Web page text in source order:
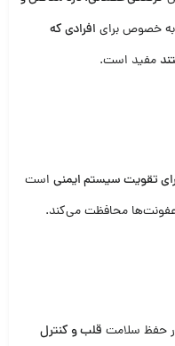
خصوص برای افرادی که
مفید است.
تقویت سیستم ایمنی است
عفونت‌ها محافظت می‌کند.
حفظ سلامت قلب و کنترل